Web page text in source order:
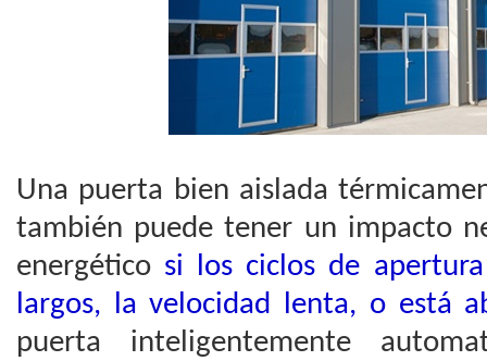
Una puerta bien aislada
también puede tener un impacto
energético si los ciclos de
largos, la velocidad lenta, o está
puerta inteligentemente